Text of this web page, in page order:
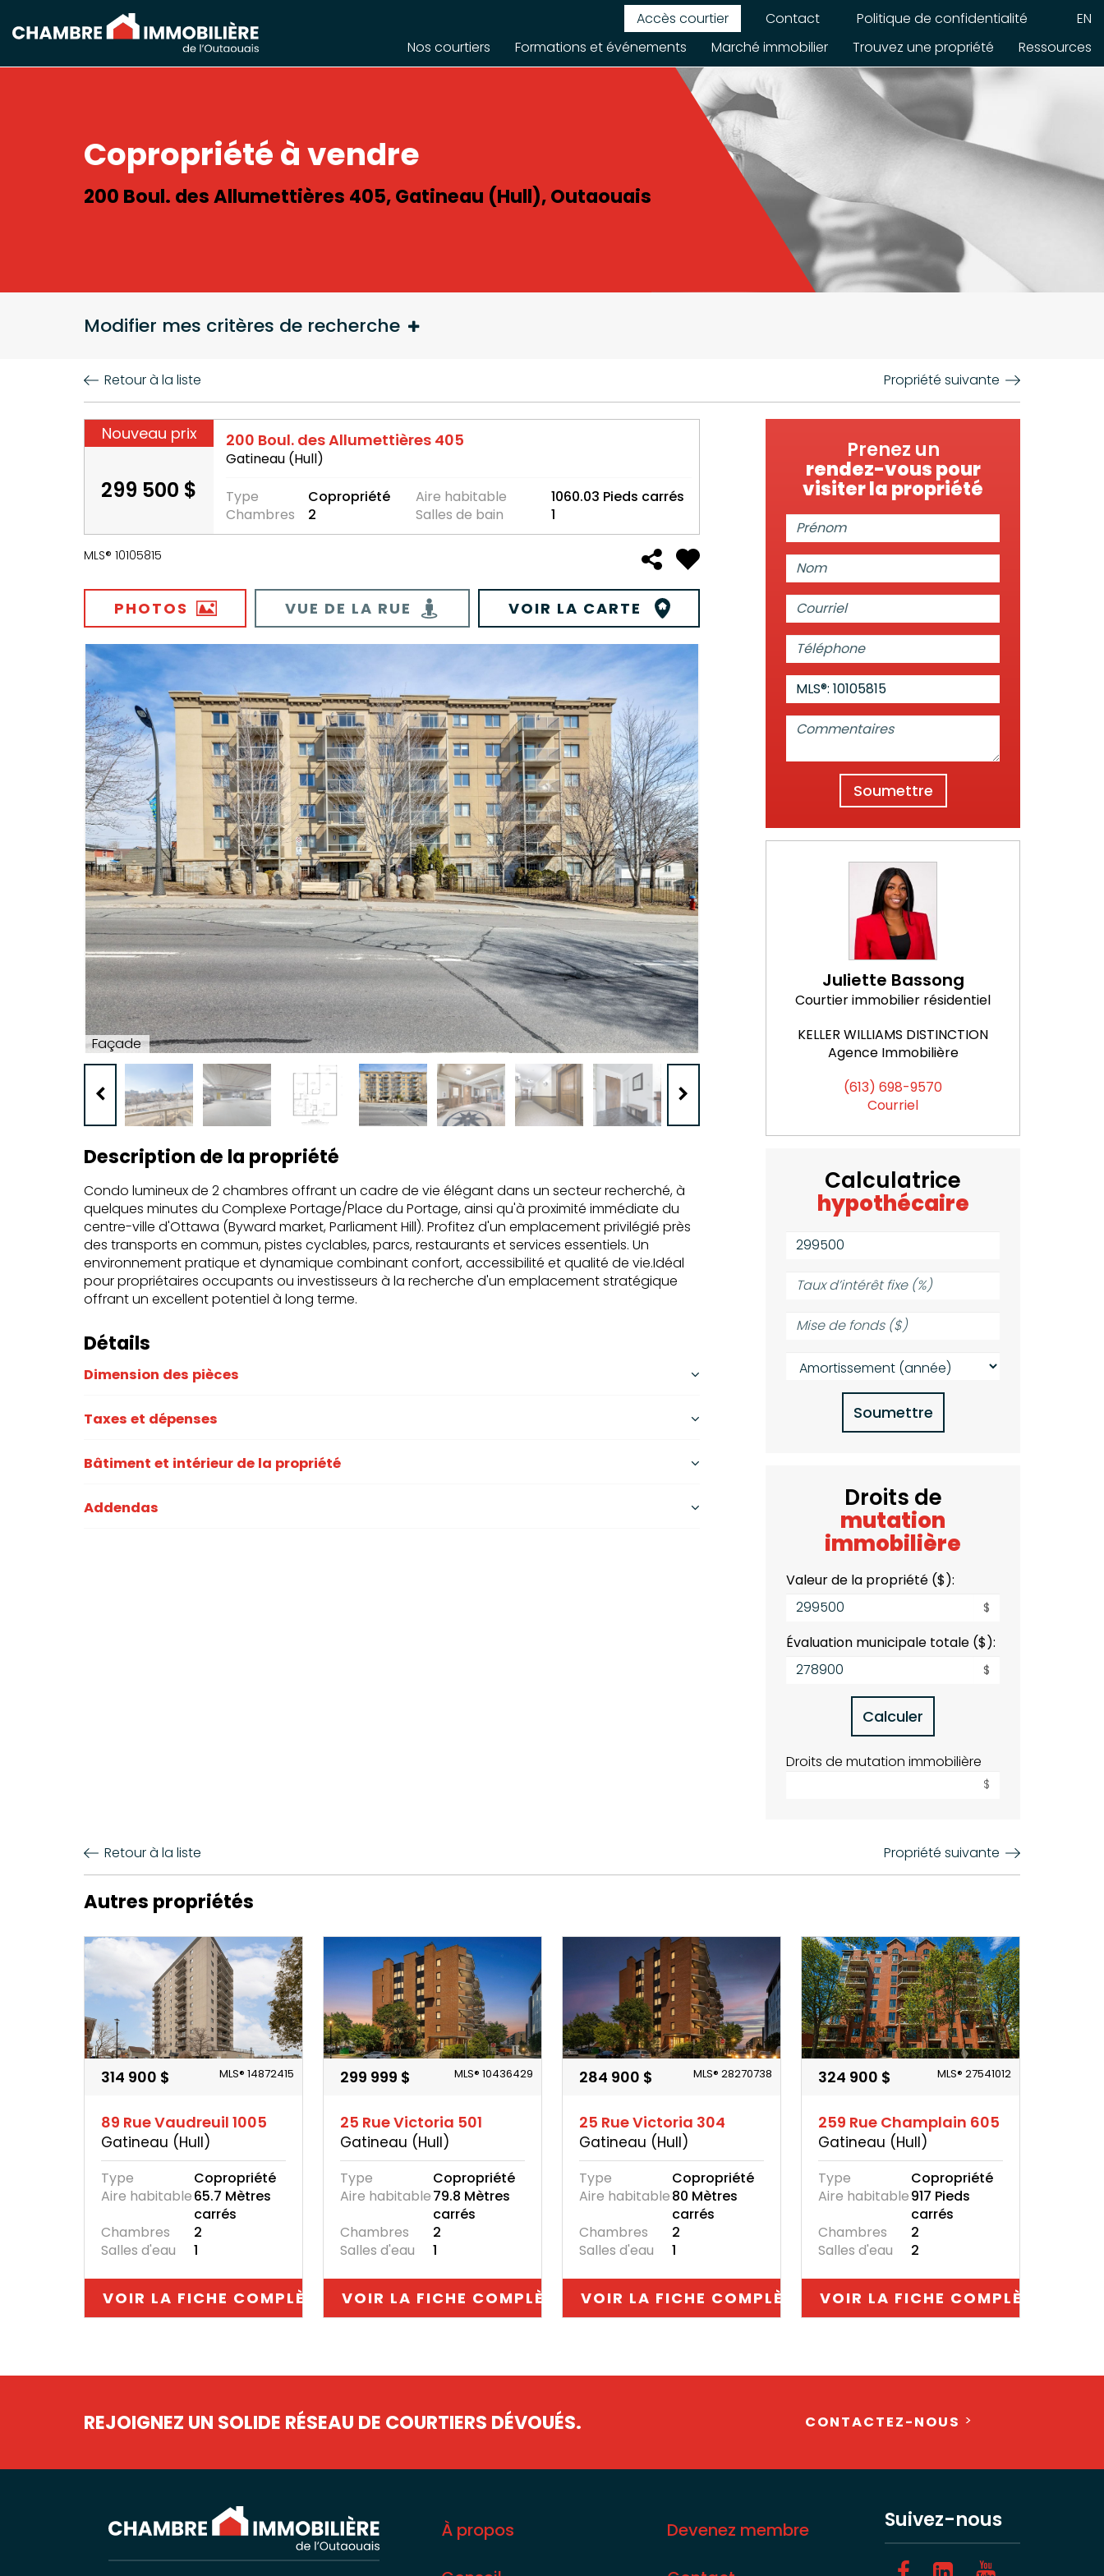
EN
Accès courtier Contact
Politique de confidentialité
Nos courtiers
Formations et événements Marché immobilier Trouvez une propriété Ressources
Copropriété à vendre
200 Boul. des Allumettières 405, Gatineau (Hull), Outaouais
Modifier mes critères de recherche
Retour à la liste Propriété suivante
Nouveau prix
299 500 $
200 Boul. des Allumettières 405
Gatineau (Hull)
Type
Copropriété
Chambres
2
Aire habitable
1060.03 Pieds carrés
Salles de bain
1
MLS® 10105815
PHOTOS VUE DE LA RUE VOIR LA CARTE
Façade
Description de la propriété
Condo lumineux de 2 chambres offrant un cadre de vie élégant dans un secteur recherché, à
quelques minutes du Complexe Portage/Place du Portage, ainsi qu'à proximité immédiate du
centre-ville d'Ottawa (Byward market, Parliament Hill). Profitez d'un emplacement privilégié près
des transports en commun, pistes cyclables, parcs, restaurants et services essentiels. Un
environnement pratique et dynamique combinant confort, accessibilité et qualité de vie.Idéal
pour propriétaires occupants ou investisseurs à la recherche d'un emplacement stratégique
offrant un excellent potentiel à long terme.
Détails
Dimension des pièces
Taxes et dépenses
Bâtiment et intérieur de la propriété
Addendas
Prenez un
rendez-vous pour
visiter la propriété
Prénom:
Nom:
Courriel:
Téléphone:
MLS®: 10105815
Commentaires:
Soumettre
Juliette Bassong
Courtier immobilier résidentiel
KELLER WILLIAMS DISTINCTION
Agence Immobilière
(613) 698-9570
Courriel
Calculatrice
hypothécaire
Valeur
propriété
Taux
(%):
Mise
($):
Amortissement
(année):
Soumettre
Droits de
mutation
immobilière
Valeur de la propriété ($):
$
Évaluation municipale totale ($):
$
Calculer
Droits de mutation immobilière
$
Retour à la liste Propriété suivante
Autres propriétés
MLS® 14872415
314 900 $
89 Rue Vaudreuil 1005
Gatineau (Hull)
Type
Copropriété
Aire habitable65.7 Mètres
carrés
Chambres
2
Salles d'eau
1
VOIR LA FICHE COMPLÈTE
MLS® 10436429
299 999 $
25 Rue Victoria 501
Gatineau (Hull)
Type
Copropriété
Aire habitable79.8 Mètres
carrés
Chambres
2
Salles d'eau
1
VOIR LA FICHE COMPLÈTE
MLS® 28270738
284 900 $
25 Rue Victoria 304
Gatineau (Hull)
Type
Copropriété
Aire habitable80 Mètres
carrés
Chambres
2
Salles d'eau
1
VOIR LA FICHE COMPLÈTE
MLS® 27541012
324 900 $
259 Rue Champlain 605
Gatineau (Hull)
Type
Copropriété
Aire habitable917 Pieds
carrés
Chambres
2
Salles d'eau
2
VOIR LA FICHE COMPLÈTE
REJOIGNEZ UN SOLIDE RÉSEAU DE COURTIERS DÉVOUÉS. CONTACTEZ-NOUS
À propos Devenez membre Suivez-nous